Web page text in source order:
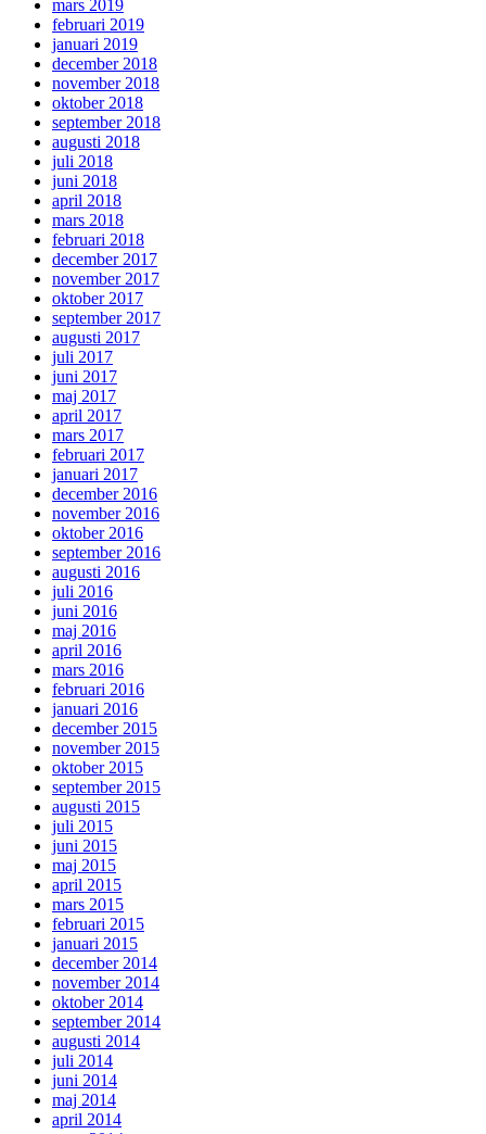
mars 2019
februari 2019
januari 2019
december 2018
november 2018
oktober 2018
september 2018
augusti 2018
juli 2018
juni 2018
april 2018
mars 2018
februari 2018
december 2017
november 2017
oktober 2017
september 2017
augusti 2017
juli 2017
juni 2017
maj 2017
april 2017
mars 2017
februari 2017
januari 2017
december 2016
november 2016
oktober 2016
september 2016
augusti 2016
juli 2016
juni 2016
maj 2016
april 2016
mars 2016
februari 2016
januari 2016
december 2015
november 2015
oktober 2015
september 2015
augusti 2015
juli 2015
juni 2015
maj 2015
april 2015
mars 2015
februari 2015
januari 2015
december 2014
november 2014
oktober 2014
september 2014
augusti 2014
juli 2014
juni 2014
maj 2014
april 2014